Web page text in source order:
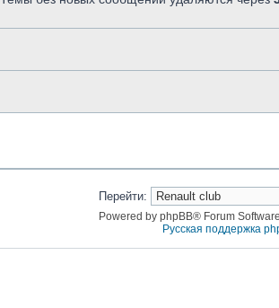
Перейти:
Powered by phpBB® Forum
Русская поддержка